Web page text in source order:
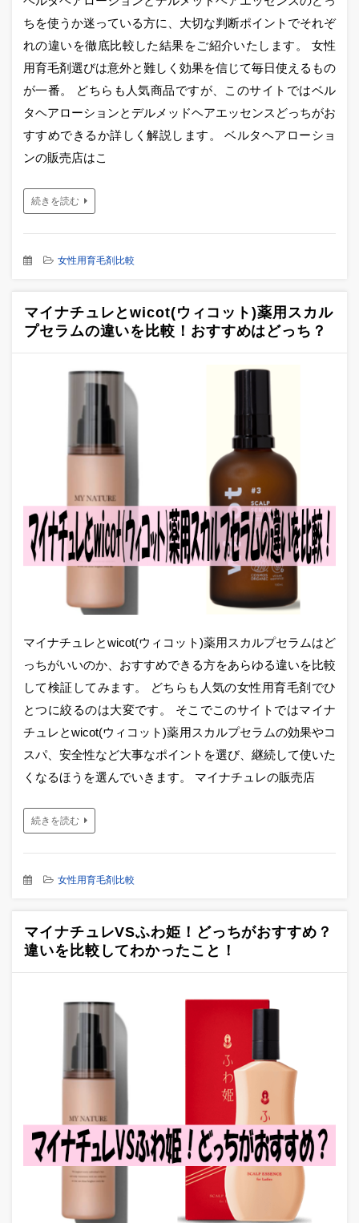
ちを使うか迷っている方に、大切な判断ポイントでそれぞ
れの違いを徹底比較した結果をご紹介いたします。 女性
用育毛剤選びは意外と難しく効果を信じて毎日使えるもの
が一番。 どちらも人気商品ですが、このサイトではベル
タヘアローションとデルメッドヘアエッセンスどっちがお
すすめできるか詳しく解説します。 ベルタヘアローショ
ンの販売店はこ
続きを読む
女性用育毛剤比較
マイナチュレとwicot(ウィコット)薬用スカル
プセラムの違いを比較！おすすめはどっち？
マイナチュレとwicot(ウィコット)薬用スカルプセラムはど
っちがいいのか、おすすめできる方をあらゆる違いを比較
して検証してみます。 どちらも人気の女性用育毛剤でひ
とつに絞るのは大変です。 そこでこのサイトではマイナ
チュレとwicot(ウィコット)薬用スカルプセラムの効果やコ
スパ、安全性など大事なポイントを選び、継続して使いた
くなるほうを選んでいきます。 マイナチュレの販売店
続きを読む
女性用育毛剤比較
マイナチュレVSふわ姫！どっちがおすすめ？
違いを比較してわかったこと！